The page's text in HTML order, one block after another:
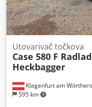
Klagenfurt am
595 km
Utovarivač točkova
Case 580 F
Heckbagger